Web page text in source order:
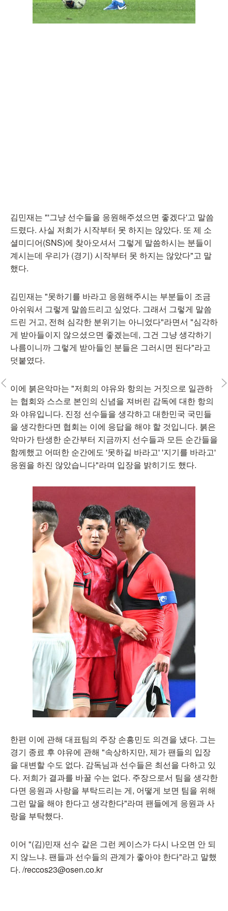
김민재는 "'그냥 선수들을 응원해주셨으면 좋겠다'고 말씀
드렸다. 사실 저희가 시작부터 못 하지는 않았다. 또 제 소
셜미디어(SNS)에 찾아오셔서 그렇게 말씀하시는 분들이
계시는데 우리가 (경기) 시작부터 못 하지는 않았다"고 말
했다.
김민재는 "못하기를 바라고 응원해주시는 부분들이 조금
아쉬워서 그렇게 말씀드리고 싶었다. 그래서 그렇게 말씀
드린 거고, 전혀 심각한 분위기는 아니었다"라면서 "심각하
게 받아들이지 않으셨으면 좋겠는데, 그건 그냥 생각하기
나름이니까 그렇게 받아들인 분들은 그러시면 된다"라고
덧붙였다.
이에 붉은악마는 "저희의 야유와 항의는 거짓으로 일관하
는 협회와 스스로 본인의 신념을 져버린 감독에 대한 항의
와 야유입니다. 진정 선수들을 생각하고 대한민국 국민들
을 생각한다면 협회는 이에 응답을 해야 할 것입니다. 붉은
악마가 탄생한 순간부터 지금까지 선수들과 모든 순간들을
함께했고 어떠한 순간에도 '못하길 바라고' '지기를 바라고'
응원을 하진 않았습니다"라며 입장을 밝히기도 했다.
한편 이에 관해 대표팀의 주장 손흥민도 의견을 냈다. 그는
경기 종료 후 야유에 관해 "속상하지만, 제가 팬들의 입장
을 대변할 수도 없다. 감독님과 선수들은 최선을 다하고 있
다. 저희가 결과를 바꿀 수는 없다. 주장으로서 팀을 생각한
다면 응원과 사랑을 부탁드리는 게, 어떻게 보면 팀을 위해
그런 말을 해야 한다고 생각한다"라며 팬들에게 응원과 사
랑을 부탁했다.
이어 "(김)민재 선수 같은 그런 케이스가 다시 나오면 안 되
지 않느냐. 팬들과 선수들의 관계가 좋아야 한다"라고 말했
다. /reccos23@osen.co.kr